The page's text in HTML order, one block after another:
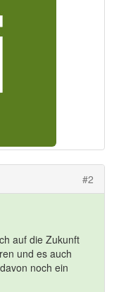
#2
auf die Zukunft
und es auch
noch ein